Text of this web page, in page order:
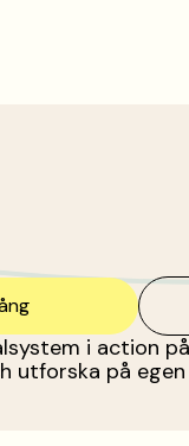
i action
utforska på egen